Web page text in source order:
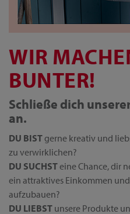
WIR
BUNTER!
Schließe dich
an.
DU BISTgerne kreativ und
zu verwirklichen?
DU SUCHSTeine Chance, dir
ein attraktives Einkommen
aufzubauen?
DU LIEBST unsere Produkte